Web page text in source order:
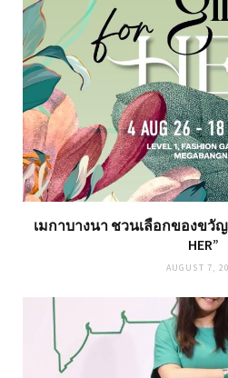
เมกาบางนา ชวนเลือกของขวัญใ
HER”
AUGUST 7,